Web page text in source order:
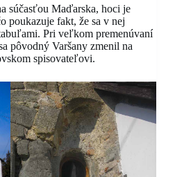
súčasťou Maďarska, hoci je
poukazuje fakt, že sa v nej
Pri veľkom premenúvaní
pôvodný Varšany zmenil na
spisovateľovi.